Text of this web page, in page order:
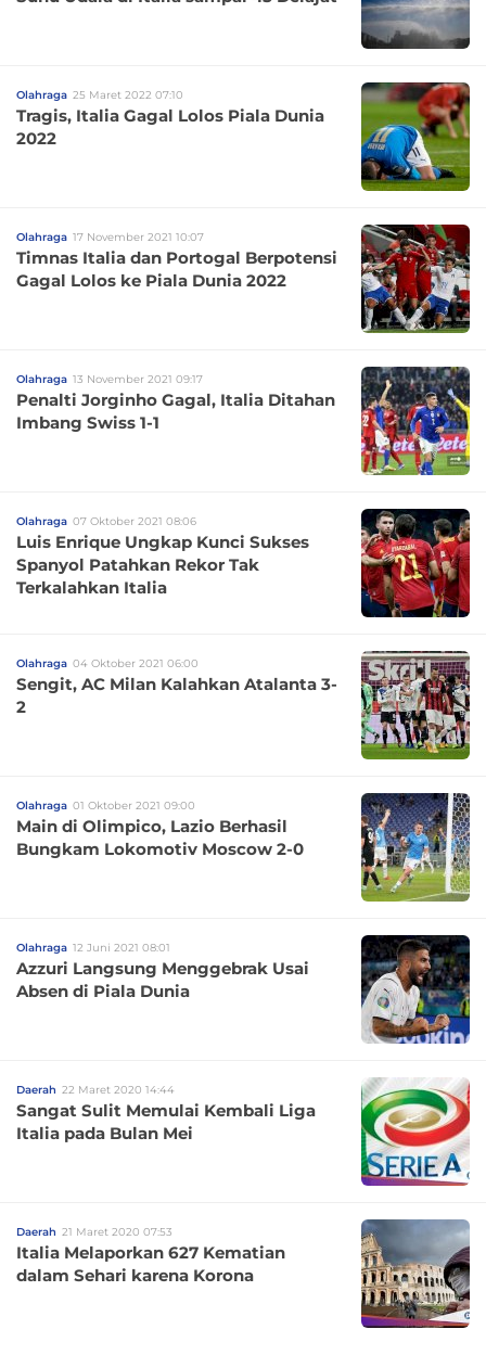
Olahraga 25 Maret 2022 07:10
Tragis, Italia Gagal Lolos Piala Dunia
2022
Olahraga 17 November 2021 10:07
Timnas Italia dan Portogal Berpotensi
Gagal Lolos ke Piala Dunia 2022
Olahraga 13 November 2021 09:17
Penalti Jorginho Gagal, Italia Ditahan
Imbang Swiss 1-1
Olahraga 07 Oktober 2021 08:06
Luis Enrique Ungkap Kunci Sukses
Spanyol Patahkan Rekor Tak
Terkalahkan Italia
Olahraga 04 Oktober 2021 06:00
Sengit, AC Milan Kalahkan Atalanta 3-
2
Olahraga 01 Oktober 2021 09:00
Main di Olimpico, Lazio Berhasil
Bungkam Lokomotiv Moscow 2-0
Olahraga 12 Juni 2021 08:01
Azzuri Langsung Menggebrak Usai
Absen di Piala Dunia
Daerah 22 Maret 2020 14:44
Sangat Sulit Memulai Kembali Liga
Italia pada Bulan Mei
Daerah 21 Maret 2020 07:53
Italia Melaporkan 627 Kematian
dalam Sehari karena Korona